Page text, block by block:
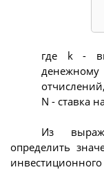
где k -
отчислений,
N - ставка
Из
определить
инвестиционного